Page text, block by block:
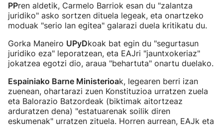
PPren aldetik, Carmelo Barriok esan du "zalantza
juridiko" asko sortzen dituela legeak, eta onartzeko
moduak "serio lan egitea" galarazi duela kritikatu du.
Gorka Maneiro UPyDkoak bat egin du "segurtasun
juridiko eza" leporatzean, eta EAJri "jauntxokeriaz"
jokatzea egotzi dio, araua "behartuta" onartu duelako.
Espainiako Barne Ministerioak, legearen berri izan
zuenean, ohartarazi zuen Konstituzioa urratzen zuela
eta Balorazio Batzordeak (biktimak aitortzeaz
arduratzen dena) "estatuarenak soilik diren
eskumenak" urratzen zituela. Horren aurrean, EAJk eta